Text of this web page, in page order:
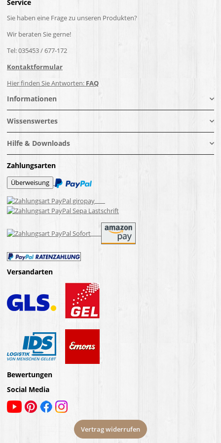
Service
Sie haben eine Frage zu unseren Produkten?
Wir beraten Sie gerne!
Tel: 035453 / 677-172
Kontaktformular
Hier finden Sie Antworten: FAQ
Informationen
Wissenswertes
Hilfe & Downloads
Zahlungsarten
Versandarten
Bewertungen
Social Media
Vertrag widerrufen